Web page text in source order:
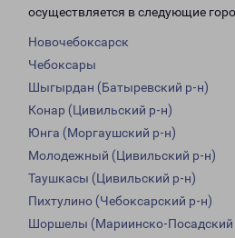
осуществляется в следующие
Новочебоксарск
Чебоксары
Шыгырдан (Батыревский р-н)
Конар (Цивильский р-н)
Юнга (Моргаушский р-н)
Молодежный (Цивильский р-н)
Таушкасы (Цивильский р-н)
Пихтулино (Чебоксарский р-н)
Шоршелы (Мариинско-Посадский